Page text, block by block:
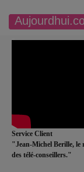
Service Client
"Jean-Michel Berille, le
des télé-conseillers."